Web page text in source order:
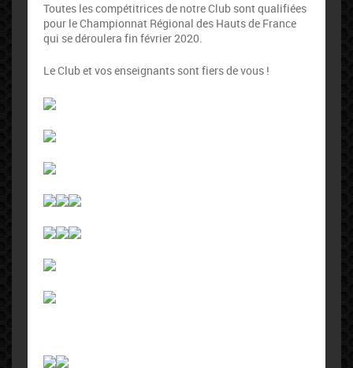
Toutes les compétitrices de notre Club sont qualifiées
pour le Championnat Régional des Hauts de France
qui se déroulera fin février 2020.
Le Club et vos enseignants sont fiers de vous !